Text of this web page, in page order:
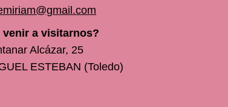
venir a visitarnos?
Alcázar, 25
ESTEBAN (Toledo)